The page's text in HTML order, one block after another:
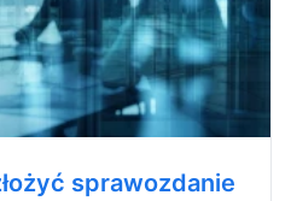
sprawozdanie